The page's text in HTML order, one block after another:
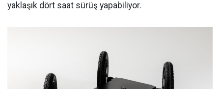
yaklaşık dört saat sürüş yapabiliyor.